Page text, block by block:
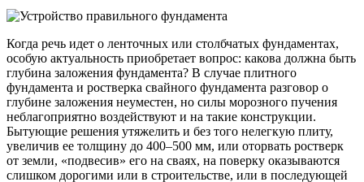
Когда речь идет о ленточных или столбчатых фундаментах,
особую актуальность приобретает вопрос: какова должна быть
глубина заложения фундамента? В случае плитного
фундамента и ростверка свайного фундамента разговор о
глубине заложения неуместен, но силы морозного пучения
неблагоприятно воздействуют и на такие конструкции.
Бытующие решения утяжелить и без того нелегкую плиту,
увеличив ее толщину до 400–500 мм, или оторвать ростверк
от земли, «подвесив» его на сваях, на поверку оказываются
слишком дорогими или в строительстве, или в последующей